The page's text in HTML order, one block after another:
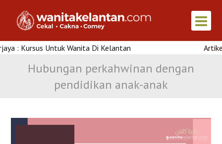
Artikel Menarik :
Wanita Di Kelantan
Hubungan perkahwinan dengan
pendidikan anak-anak